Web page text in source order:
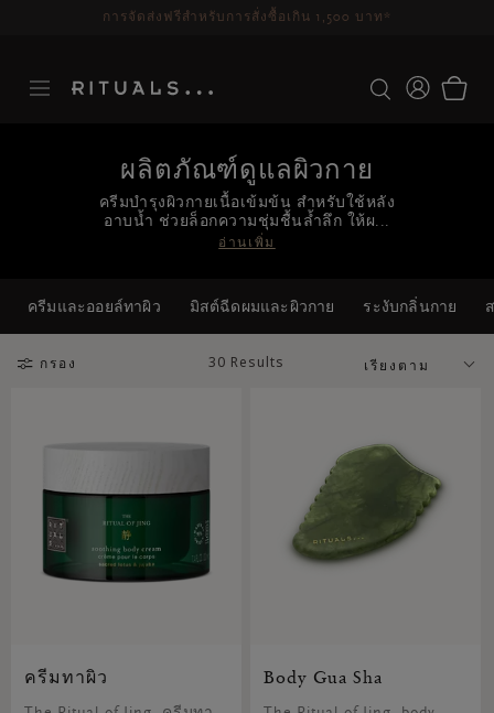
การจัดส่งฟรีสำหรับการสั่งซื้อเกิน 1,500 บาท*
ผลิตภัณฑ์ดูแลผิวกาย
ครีมบำรุงผิวกายเนื้อเข้มข้น สำหรับใช้หลัง
อาบน้ำ ช่วยล็อกความชุ่มชื้นล้ำลึก ให้ผ...
อ่านเพิ่ม
ครีมและออยล์ทาผิว มิสต์ฉีดผมและผิวกาย ระงับกลิ่นกาย
กรอง 30 Results เรียงตาม
ครีมทาผิว Body Gua Sha